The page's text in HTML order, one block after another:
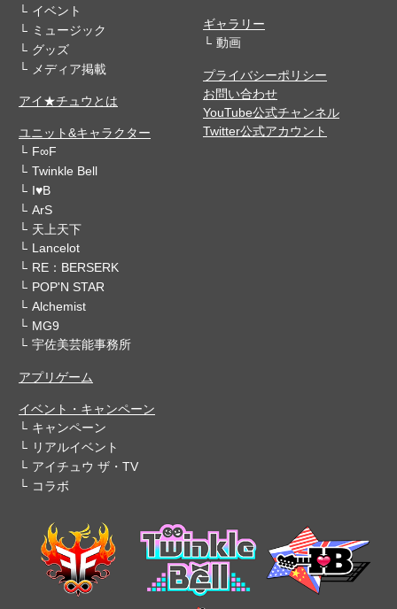
イベント
ミュージック
グッズ
メディア掲載
アイ★チュウとは
ユニット&キャラクター
F∞F
Twinkle Bell
I♥B
ArS
天上天下
Lancelot
RE：BERSERK
POP'N STAR
Alchemist
MG9
宇佐美芸能事務所
アプリゲーム
イベント・キャンペーン
キャンペーン
リアルイベント
アイチュウ ザ・TV
コラボ
ギャラリー
動画
プライバシーポリシー
お問い合わせ
YouTube公式チャンネル
Twitter公式アカウント